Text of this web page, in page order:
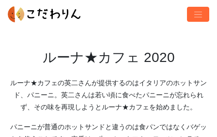
ルーナ★カフェ 2020
ルーナ★カフェの英二さんが提供するのはイタリアのホットサン
ド、パニーニ。英二さんは若い頃に食べたパニーニが忘れられ
ず、その味を再現しようとルーナ★カフェを始めました。
パニーニが普通のホットサンドと違うのは食パンではなくバゲッ